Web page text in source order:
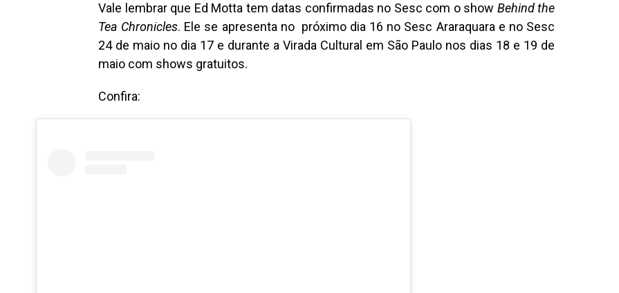
Vale lembrar que Ed Motta tem datas confirmadas no Sesc com o show Behind the
Tea Chronicles. Ele se apresenta no próximo dia 16 no Sesc Araraquara e no Sesc
24 de maio no dia 17 e durante a Virada Cultural em São Paulo nos dias 18 e 19 de
maio com shows gratuitos.
Confira: